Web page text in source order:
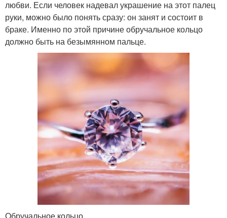
любви. Если человек надевал украшение на этот палец
руки, можно было понять сразу: он занят и состоит в
браке. Именно по этой причине обручальное кольцо
должно быть на безымянном пальце.